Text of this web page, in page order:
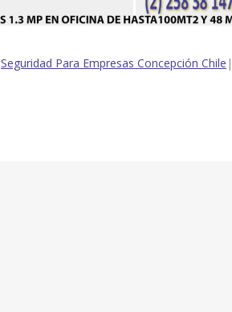
Seguridad Para Empresas Concepción Chile |